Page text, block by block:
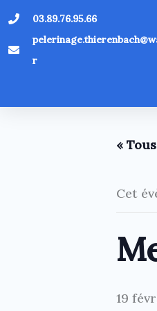
Aller
contenu
03.89.76.95.66
r
«
Cet
19